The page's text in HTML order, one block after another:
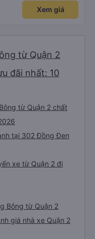
Xem giá
từ Quận 2
đãi nhất: 10
từ Quận 2 chất
tại 302 Đồng Đen
xe từ Quận 2 đi
Bông từ Quận 2
giá nhà xe Quận 2